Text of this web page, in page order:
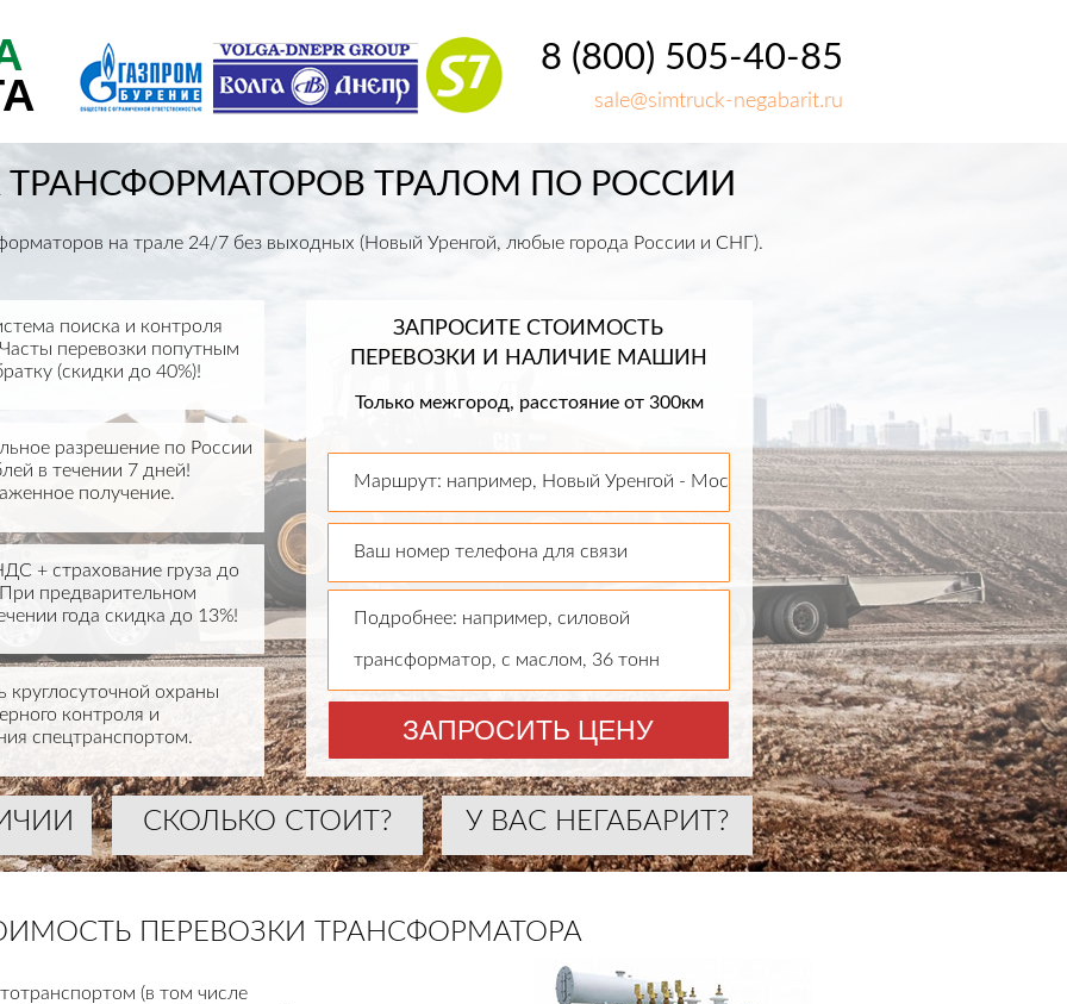
8 (800) 505-40-85
sale@simtruck-negabarit.ru
ТРАНСФОРМАТОРОВ ТРАЛОМ ПО РОССИИ
на трале 24/7 без выходных (Новый Уренгой, любые города России и СНГ).
поиска и контроля
перевозки попутным
(скидки до 40%)!
разрешение по России
в течении 7 дней!
получение.
+ страхование груза до
предварительном
года скидка до 13%!
круглосуточной охраны
контроля и
спецтранспортом.
ЗАПРОСИТЕ СТОИМОСТЬ
ПЕРЕВОЗКИ И НАЛИЧИЕ МАШИН
Только межгород, расстояние от 300км
ЗАПРОСИТЬ ЦЕНУ
Маршрут: например, Новый Уренгой - Москва
Ваш номер телефона для связи
Подробнее: например, силовой
трансформатор, с маслом, 36 тонн
СКОЛЬКО СТОИТ? У ВАС НЕГАБАРИТ?
ПЕРЕВОЗКИ ТРАНСФОРМАТОРА
(в том числе